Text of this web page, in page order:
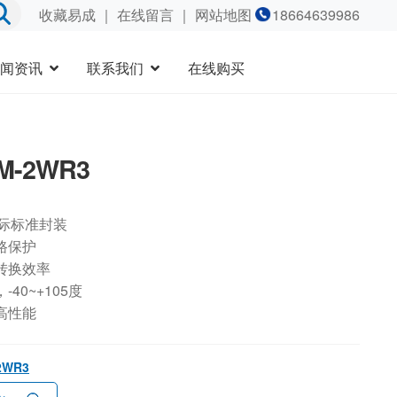
收藏易成｜ 在线留言｜ 网站地图 18664639986
资讯 联系我们 在线购买
2WR3
标准封装
保护
换效率
-40~+105度
性能